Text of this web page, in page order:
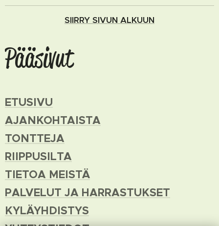
SIIRRY SIVUN ALKUUN
Pääsivut
ETUSIVU
AJANKOHTAISTA
TONTTEJA
RIIPPUSILTA
TIETOA MEISTÄ
PALVELUT JA HARRASTUKSET
KYLÄYHDISTYS